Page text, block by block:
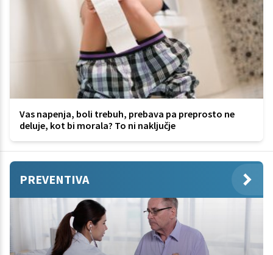
Vas napenja, boli trebuh, prebava pa preprosto ne
deluje, kot bi morala? To ni naključje
PREVENTIVA